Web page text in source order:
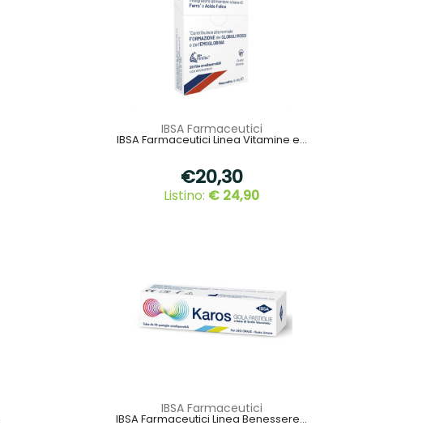
IBSA Farmaceutici
IBSA Farmaceutici Linea Vitamine e...
€20,30
Listino: € 24,90
IBSA Farmaceutici
IBSA Farmaceutici Linea Benessere...